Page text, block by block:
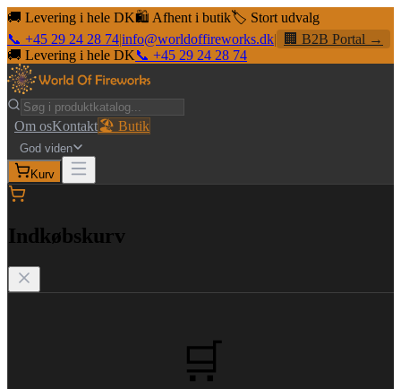
🚚 Levering i hele DK🛍️ Afhent i butik🏷️ Stort udvalg
📞 +45 29 24 28 74|info@worldoffireworks.dk|
🏢 B2B Portal →
🚚 Levering i hele DK📞 +45 29 24 28 74
Om osKontakt🏖️ Butik
God viden
Kurv
Indkøbskurv
🛒